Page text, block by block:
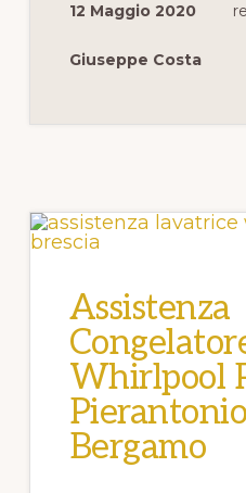
12 Maggio 2020
Giuseppe Costa
Assistenza
Whirlpool
Bergamo